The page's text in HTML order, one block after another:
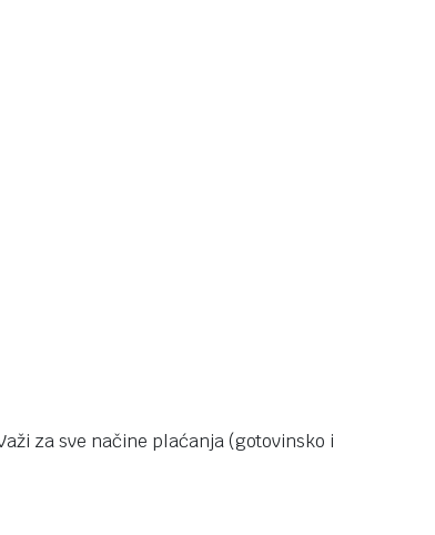
za sve načine plaćanja (gotovinsko i